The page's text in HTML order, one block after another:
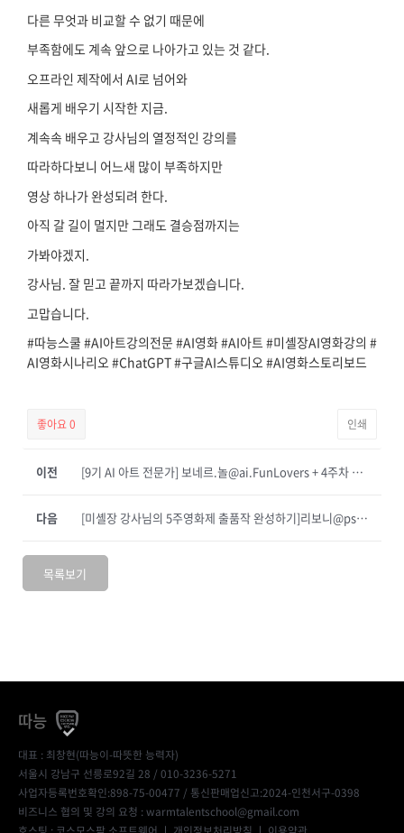
다른 무엇과 비교할 수 없기 때문에
부족함에도 계속 앞으로 나아가고 있는 것 같다.
오프라인 제작에서 AI로 넘어와
새롭게 배우기 시작한 지금.
계속속 배우고 강사님의 열정적인 강의를
따라하다보니 어느새 많이 부족하지만
영상 하나가 완성되려 한다.
아직 갈 길이 멀지만 그래도 결승점까지는
가봐야겠지.
강사님. 잘 믿고 끝까지 따라가보겠습니다.
고맙습니다.
#따능스쿨 #AI아트강의전문 #AI영화#AI아트#미셸장AI영화강의 #
AI영화시나리오#ChatGPT#구글AI스튜디오#AI영화스토리보드
좋아요0 인쇄
이전 [9기 AI 아트 전문가] 보네르.놀@ai.FunLovers + 4주차 후기
[미셸장 강사님의 5주영화제 출품작 완성하기]리보니@pskjii 3주차 후기
다음
목록보기
따능
대표 : 최창현(따능이-따뜻한 능력자)
서울시 강남구 선릉로92길 28 / 010-3236-5271
사업자등록번호확인:898-75-00477 / 통신판매업신고:2024-인천서구-0398
비즈니스 협의 및 강의 요청 : warmtalentschool@gmail.com